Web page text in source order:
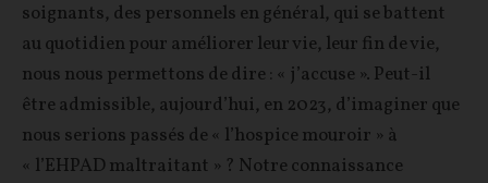
soignants, des personnels en général, qui se battent
au quotidien pour améliorer leur vie, leur fin de vie,
nous nous permettons de dire : « j’accuse ». Peut-il
être admissible, aujourd’hui, en 2023, d’imaginer que
nous serions passés de « l’hospice mouroir » à
« l’EHPAD maltraitant » ? Notre connaissance